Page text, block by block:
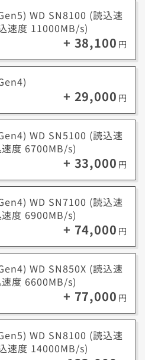
WD SN8100 (読込速
速度 11000MB/s)
+ 38,100 円
+ 29,000 円
WD SN5100 (読込速
度 6700MB/s)
+ 33,000 円
WD SN7100 (読込速
度 6900MB/s)
+ 74,000 円
WD SN850X (読込速
度 6600MB/s)
+ 77,000 円
WD SN8100 (読込速
速度 14000MB/s)